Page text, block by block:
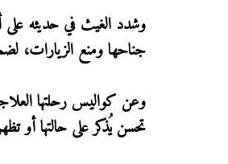
وشدد الغيث في حديثه على
جناحها ومنع الزيارات،
تحسن يُذكر على حالتها أو